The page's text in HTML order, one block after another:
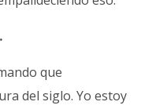
que
del siglo. Yo estoy